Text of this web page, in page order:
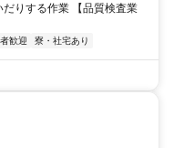
りする作業 【品質検査業
歓迎 寮・社宅あり